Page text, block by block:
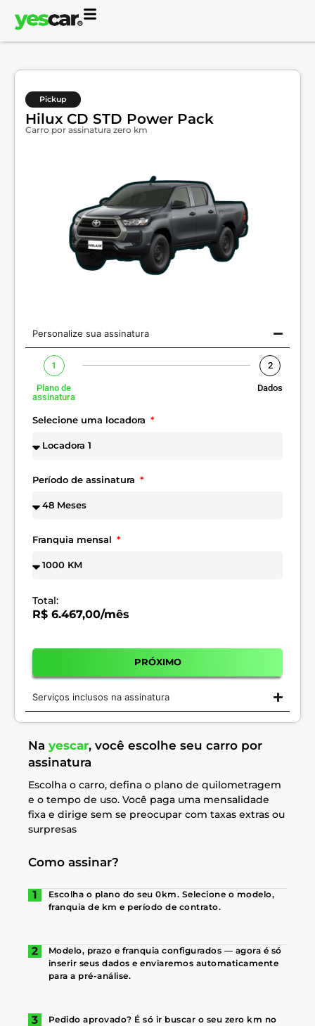
Pickup
Hilux CD STD Power Pack
Carro por assinatura zero km
Personalize sua assinatura
1
Plano de
assinatura
2
Dados
Selecione uma locadora
Período de assinatura
Franquia mensal
Total:
R$ 6.467,00/mês
PRÓXIMO
Serviços inclusos na assinatura
Na yescar, você escolhe seu carro por
assinatura
Escolha o carro, defina o plano de quilometragem
e o tempo de uso. Você paga uma mensalidade
fixa e dirige sem se preocupar com taxas extras ou
surpresas
Como assinar?
Escolha o plano do seu 0km. Selecione o modelo,
franquia de km e período de contrato.
Modelo, prazo e franquia configurados — agora é só
inserir seus dados e enviaremos automaticamente
para a pré-análise.
Pedido aprovado? É só ir buscar o seu zero km no